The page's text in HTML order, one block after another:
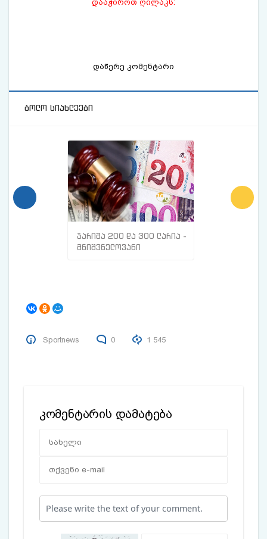
დააჭიროთ ღილაკს:
დაწერე კომენტარი
ბოლო სიახლეები
ჯარიმა 200 და 300 ლარია -
მნიშვნელოვანი
Sportnews 0 1 545
კომენტარის დამატება